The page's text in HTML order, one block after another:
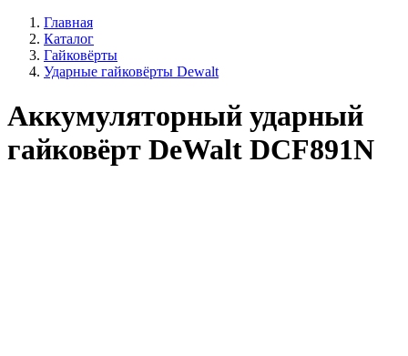
Главная
Каталог
Гайковёрты
Ударные гайковёрты Dewalt
Аккумуляторный ударный
гайковёрт DeWalt DCF891N